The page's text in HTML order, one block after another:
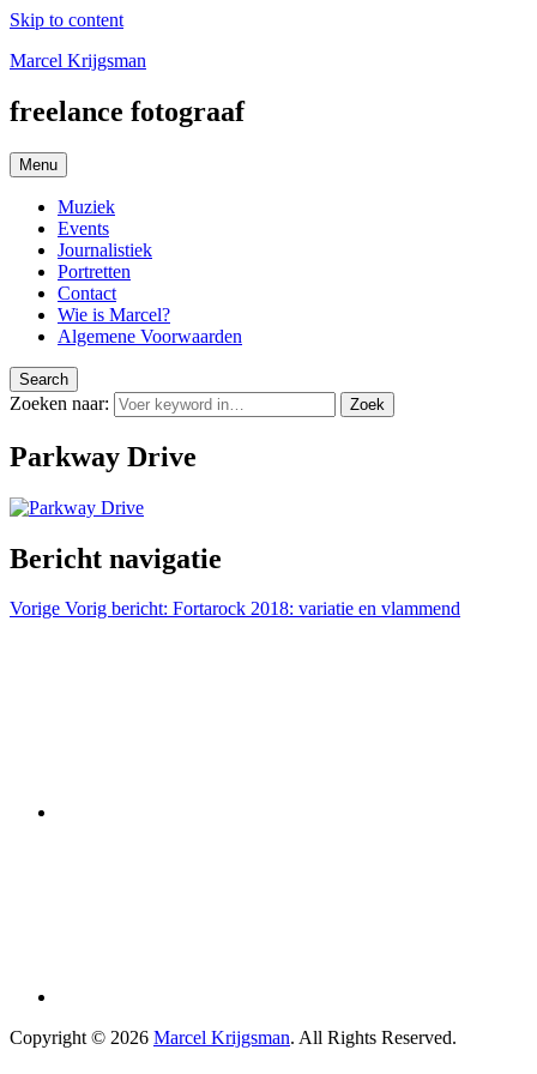
Skip to content
Marcel Krijgsman
freelance fotograaf
Menu
Muziek
Events
Journalistiek
Portretten
Contact
Wie is Marcel?
Algemene Voorwaarden
Search
Zoeken naar: Zoek
Parkway Drive
Bericht navigatie
Vorige Vorig bericht: Fortarock 2018: variatie en vlammend
Copyright © 2026 Marcel Krijgsman. All Rights Reserved.